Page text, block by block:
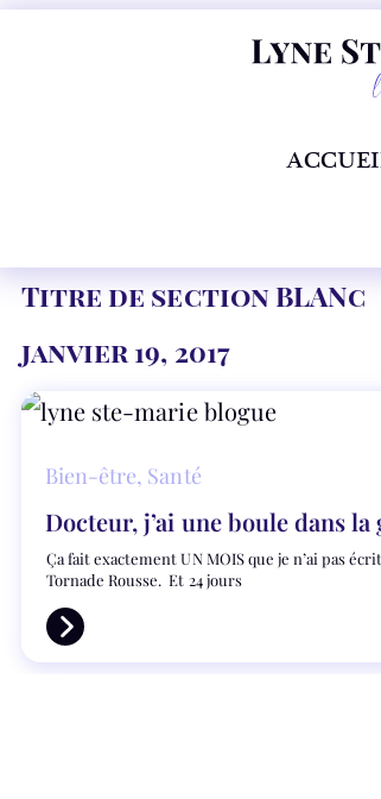
Titre de section BLANc
janvier 19, 2017
Bien-être, Santé
Docteur, j’ai une boule dans la
Ça fait exactement UN MOIS que je n’ai pas
Tornade Rousse. Et 24 jours